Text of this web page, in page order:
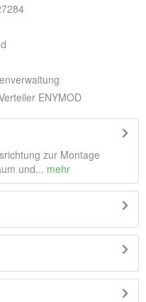
ENYMOD
zur Montage
und... mehr